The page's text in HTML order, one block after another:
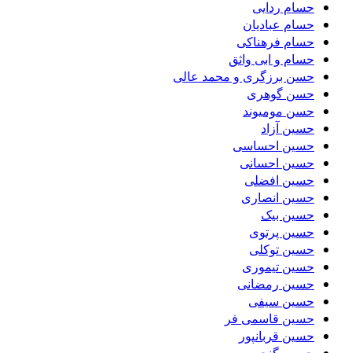
حسام ردایی
حسام عبادیان
حسام فرهناکی
حسام و ابی واثق
حسن برزگری و محمد عالی
حسن گوهری
حسن مومیوند
حسین آزاد
حسین احساسی
حسین احسانی
حسین افضلی
حسین انصاری
حسین بیک
حسین پرتوی
حسین توکلی
حسین تیموری
حسین رمضانی
حسین سیفی
حسین قاسمی فر
حسین قربانپور